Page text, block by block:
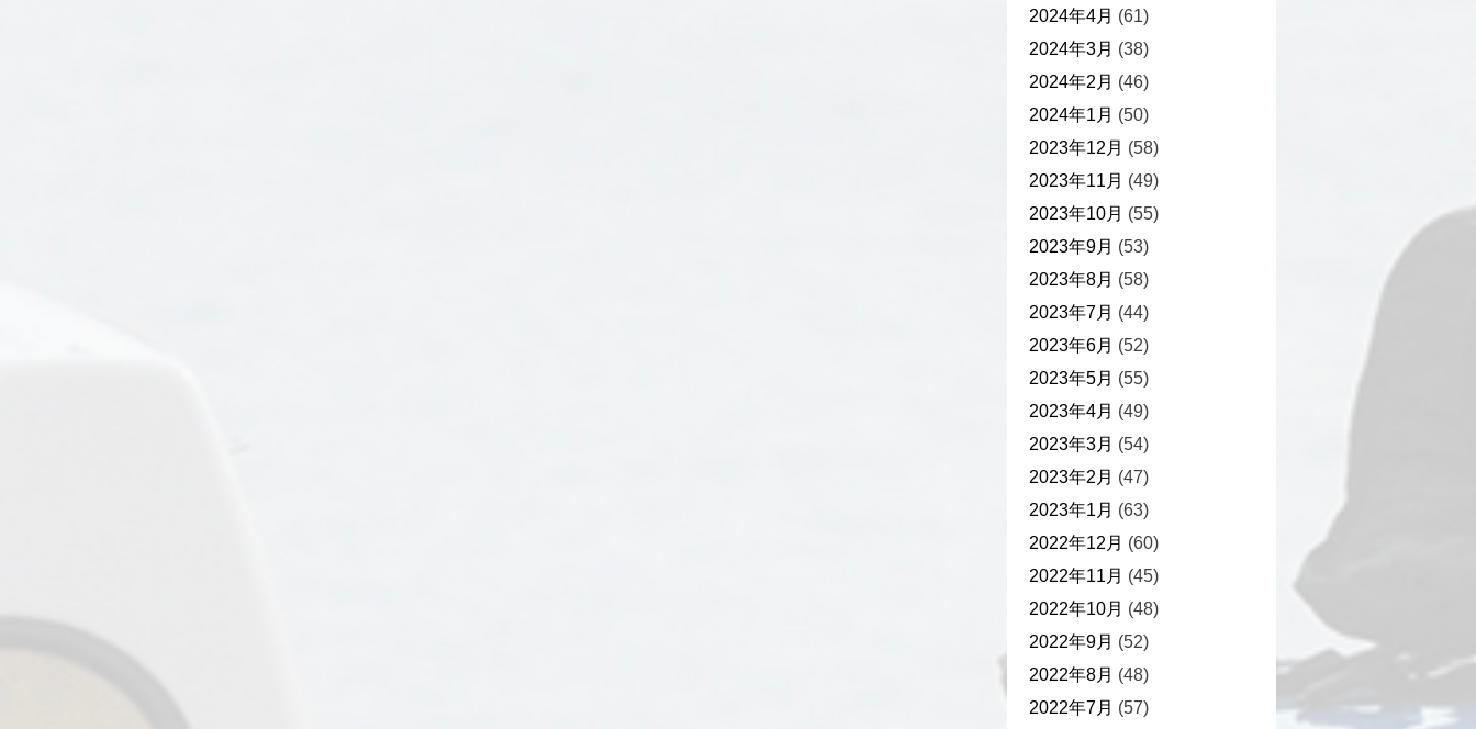
2024年4月 (61)
2024年3月 (38)
2024年2月 (46)
2024年1月 (50)
2023年12月 (58)
2023年11月 (49)
2023年10月 (55)
2023年9月 (53)
2023年8月 (58)
2023年7月 (44)
2023年6月 (52)
2023年5月 (55)
2023年4月 (49)
2023年3月 (54)
2023年2月 (47)
2023年1月 (63)
2022年12月 (60)
2022年11月 (45)
2022年10月 (48)
2022年9月 (52)
2022年8月 (48)
2022年7月 (57)